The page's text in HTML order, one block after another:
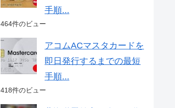
手順...
464件のビュー
アコムACマスタカードを
即日発行するまでの最短
手順...
418件のビュー